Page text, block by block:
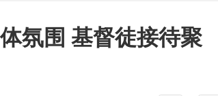
氛围 基督徒接待聚